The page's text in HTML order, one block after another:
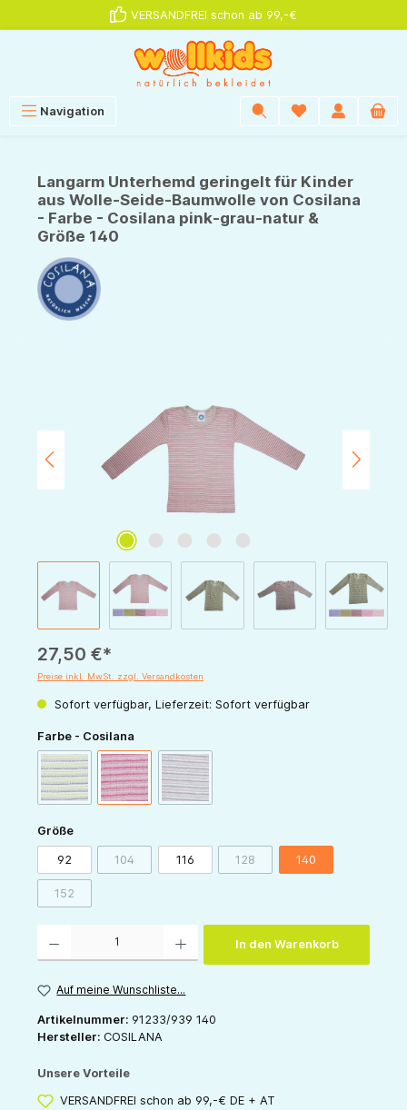
VERSANDFREI schon ab 99,-€
Navigation
Langarm Unterhemd geringelt für Kinder
aus Wolle-Seide-Baumwolle von Cosilana
- Farbe - Cosilana pink-grau-natur &
Größe 140
27,50 €*
Preise inkl. MwSt. zzgl. Versandkosten
Sofort verfügbar, Lieferzeit: Sofort verfügbar
Farbe - Cosilana
grün-pflaume-natur
(Diese Option ist zurzeit nicht verfügbar.)
pink-grau-naturrosa-pflaume-natur
(Diese Option ist zurzeit nicht verfügbar.)
Größeauswählen
92 104(Diese Option ist zurzeit nicht verfügbar.)
116 128(Diese Option ist zurzeit nicht
140
152(Diese Option ist zurzeit nicht verfügbar.)
In den Warenkorb
Auf meine Wunschliste...
Artikelnummer: 91233/939 140
Hersteller: COSILANA
Unsere Vorteile
VERSANDFREI schon ab 99,-€ DE + AT